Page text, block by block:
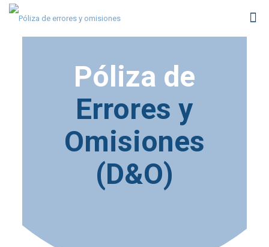
Póliza de
Errores y
Omisiones
(D&O)